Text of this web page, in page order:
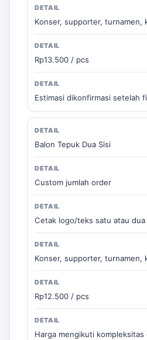
Konser, supporter, turnamen,
Rp13.500 / pcs
Estimasi dikonfirmasi setelah
Balon Tepuk Dua Sisi
Custom jumlah order
Cetak logo/teks satu atau dua
Konser, supporter, turnamen,
Rp12.500 / pcs
Harga mengikuti kompleksitas